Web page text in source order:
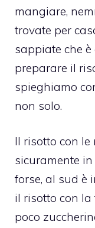
mangiare,
trovate per
sappiate che
preparare il
spieghiamo
non solo.
Il risotto con le
sicuramente
forse, al sud è
il risotto con la
poco